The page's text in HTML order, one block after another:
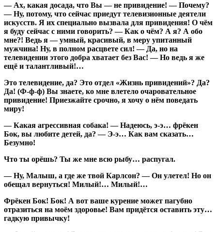
— Ах, какая досада, что Вы — не привидение! — Почему?
— Ну, потому, что сейчас приедут телевизионные деятели
искусств. Я их специально вызвала для привидения! О чём
я буду сейчас с ними говорить? — Как о чём? А я? А обо
мне?! Ведь я — умный, красивый, в меру упитанный
мужчина! Ну, в полном расцвете сил! — Да, но на
телевидении этого добра хватает без Вас! — Но ведь я же
ещё и талантливый!…
Это телевидение, да? Это отдел «Жизнь привидений»? Да?
Да! (Ф-ф-ф) Вы знаете, ко мне влетело очаровательное
привидение! Приезжайте срочно, я хочу о нём поведать
миру!
— Какая агрессивная собака! — Надеюсь, э-э… фрёкен
Бок, вы любите детей, да? — Э-э… Как вам сказать…
Безумно!
Что ты орёшь? Ты же мне всю рыбу… распугал.
— Ну, Малыш, а где же твой Карлсон? — Он улетел! Но он
обещал вернуться! Милый!… Милый!…
Фрёкен Бок! Бок! А вот ваше курение может пагубно
отразиться на моём здоровье! Вам придётся оставить эту…
гадкую привычку!